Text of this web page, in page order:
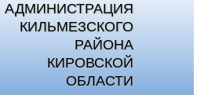
АДМИНИСТРАЦИЯ
КИЛЬМЕЗСКОГО
РАЙОНА
КИРОВСКОЙ
ОБЛАСТИ